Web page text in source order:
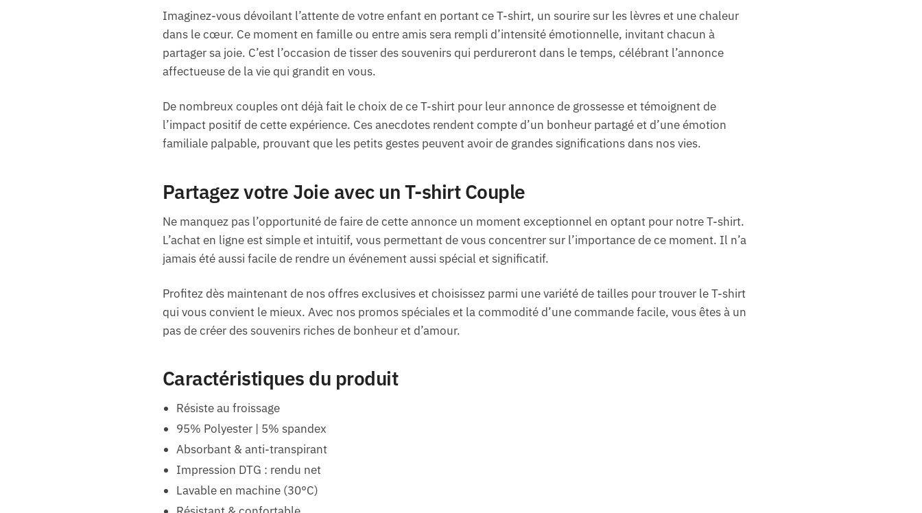
Imaginez-vous dévoilant l’attente de votre enfant en portant ce T-shirt, un sourire sur les lèvres et une chaleur
dans le cœur. Ce moment en famille ou entre amis sera rempli d’intensité émotionnelle, invitant chacun à
partager sa joie. C’est l’occasion de tisser des souvenirs qui perdureront dans le temps, célébrant l’annonce
affectueuse de la vie qui grandit en vous.
De nombreux couples ont déjà fait le choix de ce T-shirt pour leur annonce de grossesse et témoignent de
l’impact positif de cette expérience. Ces anecdotes rendent compte d’un bonheur partagé et d’une émotion
familiale palpable, prouvant que les petits gestes peuvent avoir de grandes significations dans nos vies.
Partagez votre Joie avec un T-shirt Couple
Ne manquez pas l’opportunité de faire de cette annonce un moment exceptionnel en optant pour notre T-shirt.
L’achat en ligne est simple et intuitif, vous permettant de vous concentrer sur l’importance de ce moment. Il n’a
jamais été aussi facile de rendre un événement aussi spécial et significatif.
Profitez dès maintenant de nos offres exclusives et choisissez parmi une variété de tailles pour trouver le T-shirt
qui vous convient le mieux. Avec nos promos spéciales et la commodité d’une commande facile, vous êtes à un
pas de créer des souvenirs riches de bonheur et d’amour.
Caractéristiques du produit
Résiste au froissage
95% Polyester | 5% spandex
Absorbant & anti-transpirant
Impression DTG : rendu net
Lavable en machine (30°C)